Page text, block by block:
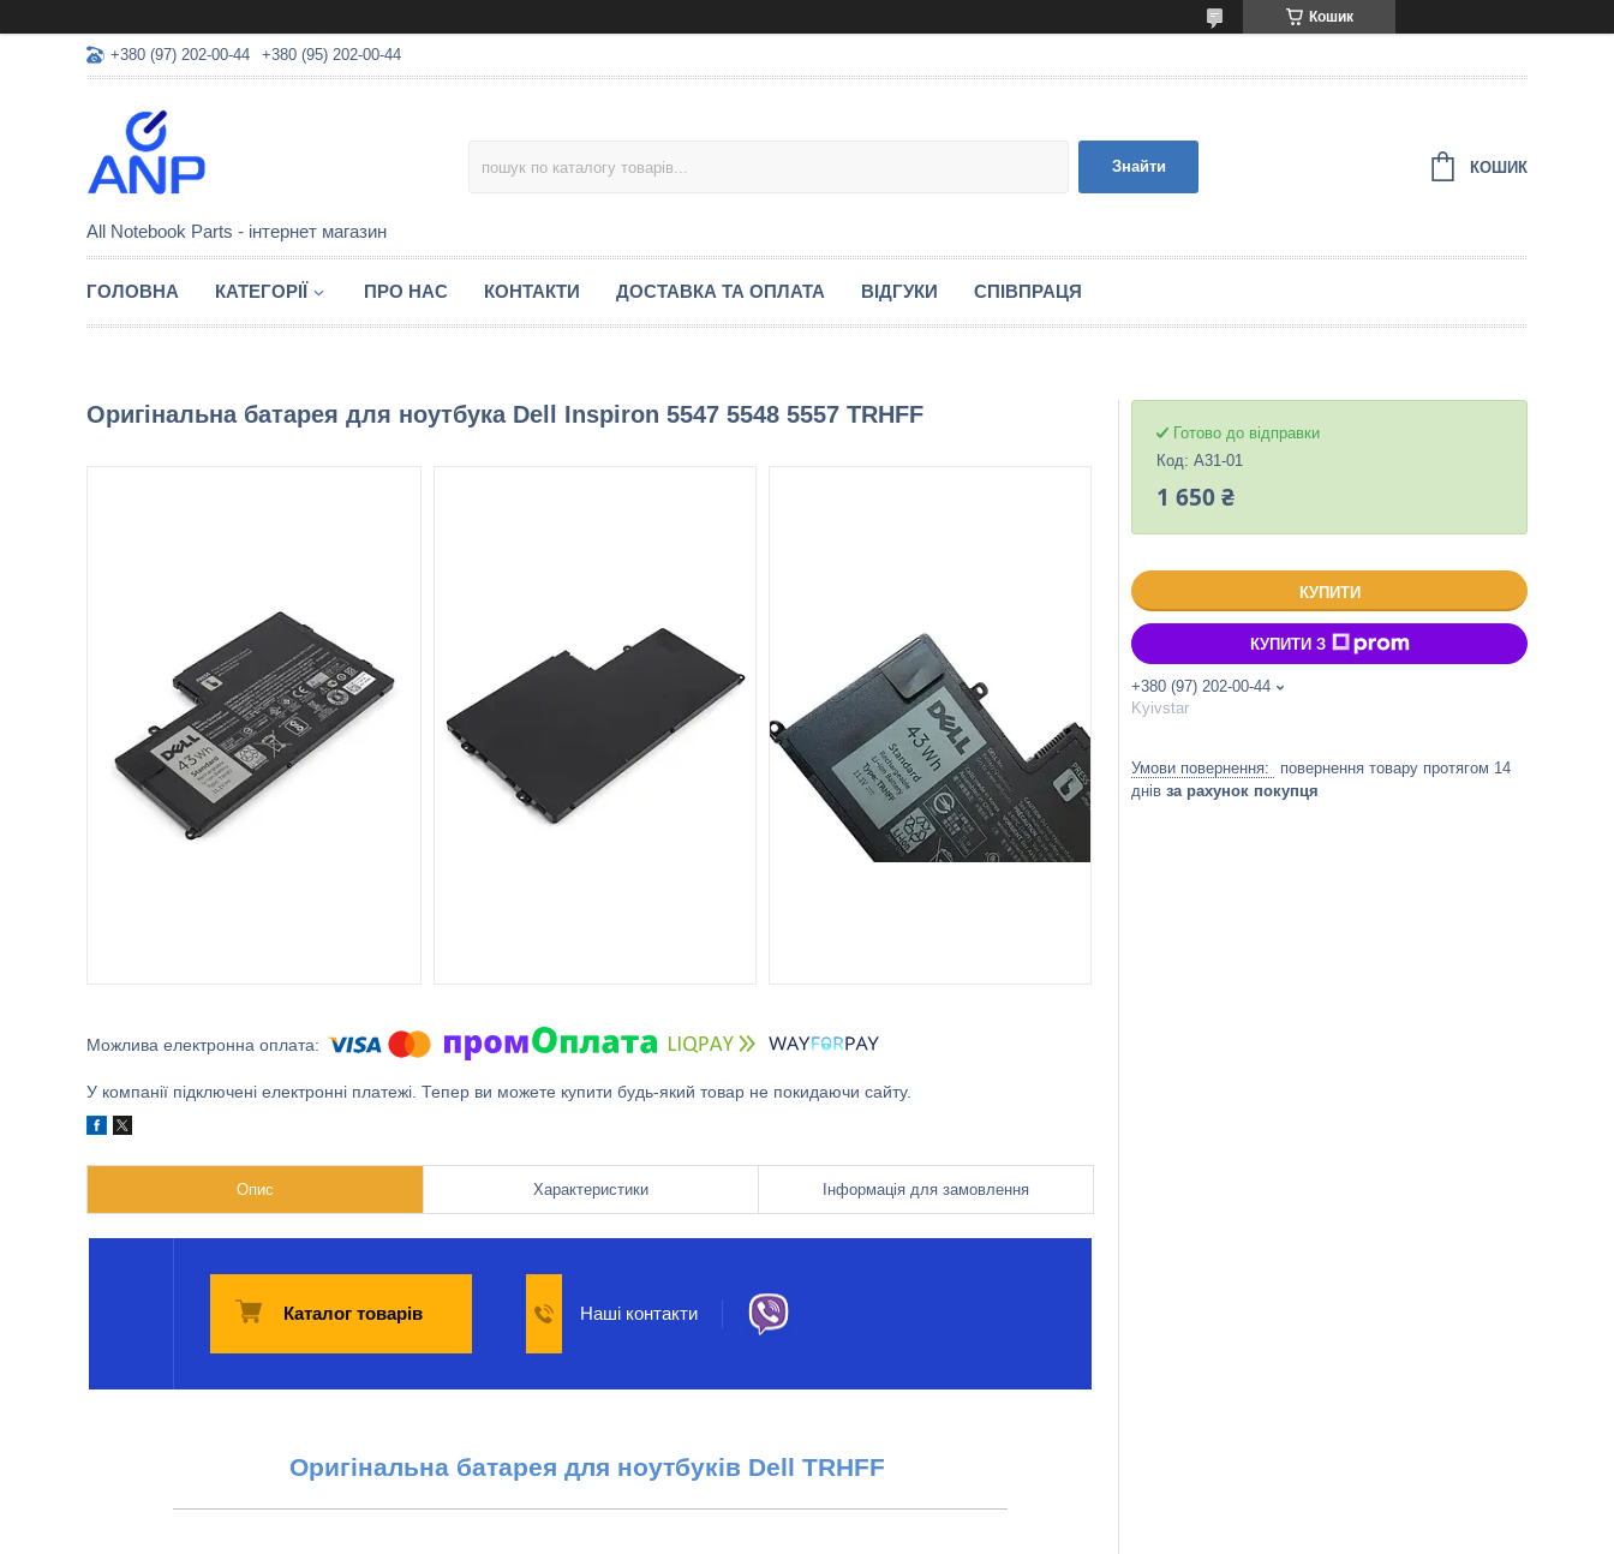
Кошик
+380 (97) 202-00-44 +380 (95) 202-00-44
All Notebook Parts - інтернет магазин
Знайти КОШИК
ГОЛОВНА КАТЕГОРІЇ ПРО НАС КОНТАКТИ ДОСТАВКА ТА ОПЛАТА ВІДГУКИ СПІВПРАЦЯ
Оригінальна батарея для ноутбука Dell Inspiron 5547 5548 5557 TRHFF
У компанії підключені електронні платежі. Тепер ви можете купити будь-який товар не покидаючи сайту.
Опис Характеристики Інформація для замовлення
Каталог товарів Наші контакти
Оригінальна батарея для ноутбуків Dell TRHFF
Готово до відправки
Код: A31-01
1 650 ₴
КУПИТИ
КУПИТИ З
+380 (97) 202-00-44
Kyivstar
повернення товару протягом 14
днів за рахунок покупця